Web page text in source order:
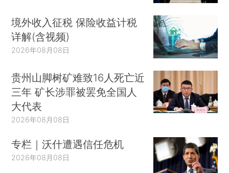
境外收入征税 保险收益计税
详解(含视频)
2026年08月08日
贵州山脚树矿难致16人死亡近
三年 矿长涉罪被罢免全国人
大代表
2026年08月08日
专栏｜沃什遭遇信任危机
2026年08月08日